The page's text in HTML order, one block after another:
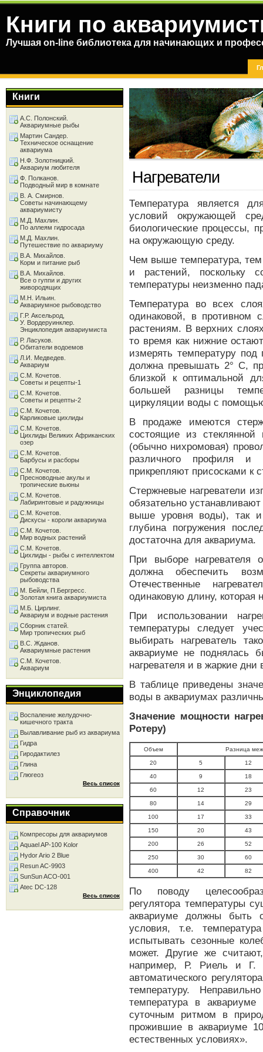
Книги по
Лучшая on-line библиотека для начинающих и
Нагреватели
Температура является
условий окружающей
биологические процессы,
на окружающую среду.
Чем выше температура,
и растений, поскольку
температуры неизменно
Температура во всех
одинаковой, в противном
растениям. В верхних
то время как нижние
измерять температуру
должна превышать 2° С,
близкой к оптимальной
большей разницы
циркуляции воды с
В продаже имеются
состоящие из
(обычно нихромовая)
различного профиля и
прикрепляют присосками к
Стержневые нагреватели
обязательно
выше уровня воды), так и
глубина погружения
достаточна для аквариума.
При выборе нагревателя
должна обеспечить
Отечественные
одинаковую длину, которая
При использовании
температуры следует
выбирать нагреватель
аквариуме не поднялась
нагревателя и в жаркие
В таблице приведены
воды в аквариумах
Значение мощности
Ротеру)
Объем Разница
20 5 12
40 9 18
60 12 23
80 14 29
100 17 33
150 20 43
200 26 52
250 30 60
400 42 82
По поводу
регулятора температуры
аквариуме должны быть
условия, т.е.
испытывать сезонные
может. Другие же
например, Р. Риель и
автоматического
температуру.
температура в
суточным ритмом в
прожившие в аквариуме
естественных условиях».
Книги
А.С. Полонский.
Аквариумные рыбы
Мартин Сандер.
Техническое оснащение
аквариума
Н.Ф. Золотницкий.
Аквариум любителя
Ф. Полканов.
Подводный мир в комнате
В. А. Смирнов.
Советы начинающему
аквариумисту
М.Д. Махлин.
По аллеям гидросада
М.Д. Махлин.
Путешествие по аквариуму
В.А. Михайлов.
Корм и питание рыб
В.А. Михайлов.
Все о гуппи и других
живородящих
М.Н. Ильин.
Аквариумное рыбоводство
Г.Р. Аксельрод,
У. Вордеруинклер.
Энциклопедия аквариумиста
Р. Ласуков.
Обитатели водоемов
Л.И. Медведев.
Аквариум
С.М. Кочетов.
Советы и рецепты-1
С.М. Кочетов.
Советы и рецепты-2
С.М. Кочетов.
Карликовые цихлиды
С.М. Кочетов.
Цихлиды Великих Африканских
озер
С.М. Кочетов.
Барбусы и расборы
С.М. Кочетов.
Пресноводные акулы и
тропические вьюны
С.М. Кочетов.
Лабиринтовые и радужницы
С.М. Кочетов.
Дискусы - короли аквариума
С.М. Кочетов.
Мир водных растений
С.М. Кочетов.
Цихлиды - рыбы с интеллектом
Группа авторов.
Секреты аквариумного
рыбоводства
М. Бейли, П.Бергресс.
Золотая книга аквариумиста
М.Б. Цирлинг.
Аквариум и водные растения
Сборник статей.
Мир тропических рыб
В.С. Жданов.
Аквариумные растения
С.М. Кочетов.
Аквариум
Энциклопедия
Воспаление желудочно-
кишечного тракта
Вылавливание рыб из аквариума
Гидра
Гиродактилез
Глина
Глюгеоз
Весь список
Справочник
Компресоры для аквариумов
Aquael AP-100 Kolor
Hydor Ario 2 Blue
Resun AC-9903
SunSun ACO-001
Atec DC-128
Весь список